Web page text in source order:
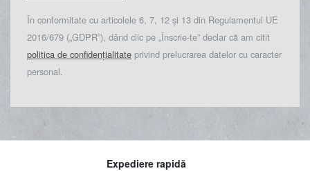
În conformitate cu articolele 6, 7, 12 și 13 din Regulamentul UE
2016/679 („GDPR”), dând clic pe „Înscrie-te” declar că am citit
politica de confidențialitate privind prelucrarea datelor cu caracter
personal.
Expediere rapidă